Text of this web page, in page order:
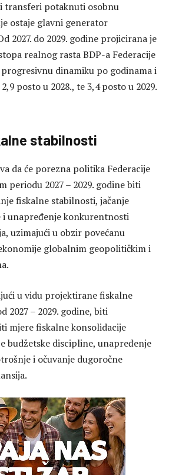
transferi potaknuti osobnu
ostaje glavni generator
2027. do 2029. godine projicirana je
realnog rasta BDP-a Federacije
dinamiku po godinama i
posto u 2028., te 3,4 posto u 2029.
stabilnosti
da će porezna politika Federacije
periodu 2027 – 2029. godine biti
fiskalne stabilnosti, jačanje
unapređenje konkurentnosti
uzimajući u obzir povećanu
globalnim geopolitičkim i
u vidu projektirane fiskalne
2027 – 2029. godine, biti
mjere fiskalne konsolidacije
budžetske discipline, unapređenje
i očuvanje dugoročne